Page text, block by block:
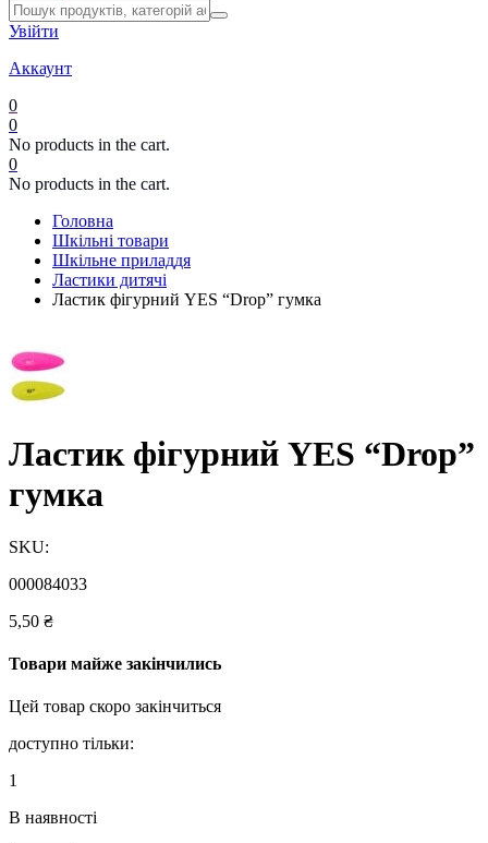
Увійти
Аккаунт
0
0
No products in the cart.
0
No products in the cart.
Головна
Шкільні товари
Шкільне приладдя
Ластики дитячі
Ластик фігурний YES “Drop” гумка
Ластик фігурний YES “Drop”
гумка
SKU:
000084033
5,50 ₴
Товари майже закінчились
Цей товар скоро закінчиться
доступно тільки:
1
В наявності